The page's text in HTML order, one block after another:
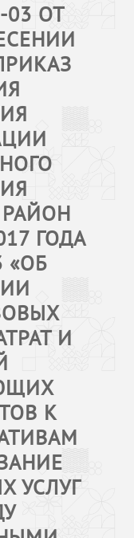
03 ОТ
ГОДА
«ОБ
И
К
УСЛУГ